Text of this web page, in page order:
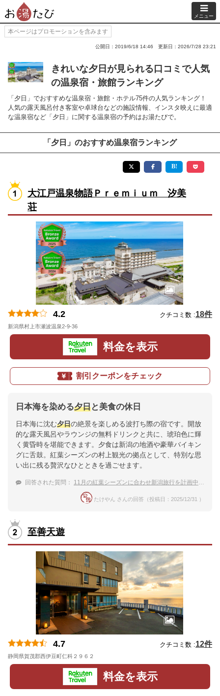
メニュー
本ページはプロモーションを含みます
公開日：2019/6/18 14:46 更新日：2026/7/28 23:21
きれいな夕日が見られる口コミで人気
の温泉宿・旅館ランキング
「夕日」でおすすめな温泉宿・旅館・ホテル75件の人気ランキング！
人気の露天風呂付き客室や卓球台などの施設情報、インスタ映えに最適
な温泉宿など「夕日」に関する温泉宿の予約はお湯たびで。
「夕日」のおすすめ温泉宿ランキング
大江戸温泉物語Ｐｒｅｍｉｕｍ 汐美
荘
4.2 クチコミ数 :18件
新潟県村上市瀬波温泉2-9-36
料金を表示
割引クーポンをチェック
日本海を染める夕日と美食の休日
日本海に沈む夕日の絶景を楽しめる波打ち際の宿です。開放
的な露天風呂やラウンジの無料ドリンクと共に、琥珀色に輝
く黄昏時を堪能できます。夕食は新潟の地酒や豪華バイキン
グに舌鼓。紅葉シーズンの村上観光の拠点として、特別な思
い出に残る贅沢なひとときを過ごせます。
回答された質問： 11月の紅葉シーズンに合わせ新潟旅行を計画中。日本海に沈む
たけやん さんの回答（投稿日：2025/12/31 ）
至善天遊
4.7 クチコミ数 :12件
静岡県賀茂郡西伊豆町仁科２９６２
料金を表示